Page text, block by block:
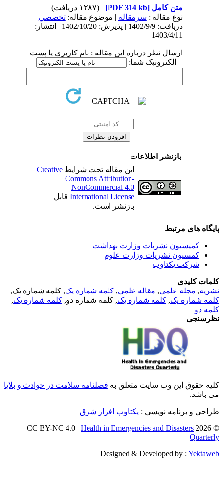
متن کامل[PDF 314 kb]
نوع مقاله : سرمقاله| موضوع مقاله:تخصصي
دریافت: 1402/9/9 | پذیرش: 1402/10/20 | انتشار:
1403/4/11
ارسال نظر درباره این مقاله : نام کاربری یا پست
الکترونیک شما:
بازنشر اطلاعات
این مقاله تحت شرایطCreative
Commons Attribution-
NonCommercial 4.0
International Licenseقابل
بازنشر است.
های مرتبط
کمیسیون نشریات وزارت بهداشت
کمسیون نشریات وزارت علوم
شرکت یکتاوب
کلیدی
,مجله علمی, مقاله علمی, کلمه شماره یک, کلمه شماره یک,
شماره یک,کلمه شماره یک, کلمه شماره دو,کلمه شماره یک,
دو
حقوق این وب سایت متعلق بهفصلنامه سلامت در حوادث و بلایا
باشد.
و برنامه نویسی : یکتاوب افزار شرق
©
Health in Emergencies and Disasters
Designed & Developed by :